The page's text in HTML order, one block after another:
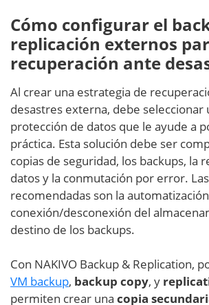
Cómo configurar el
replicación externos
recuperación ante
Al crear una estrategia de
desastres externa, debe seleccionar
protección de datos que le ayude a
práctica. Esta solución debe ser
copias de seguridad, los backups, la
datos y la conmutación por error.
recomendadas son la
conexión/desconexión del
destino de los backups.
Con NAKIVO Backup & Replication,
VM backup, backup copy, y
permiten crear una copia